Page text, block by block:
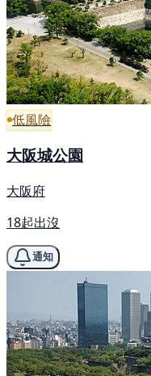
低風險
大阪城公園
大阪府
18起出沒
通知